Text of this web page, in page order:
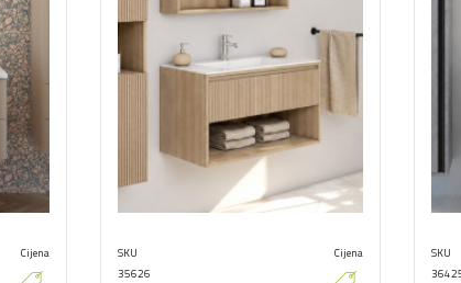
Cijena
SKU
35626
Cijena
SKU